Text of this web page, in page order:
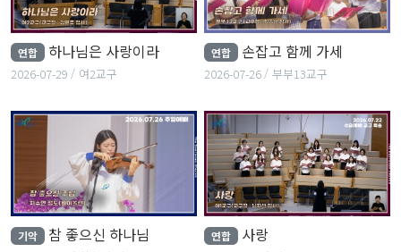
연합 하나님은 사랑이라
2026-07-29 여2교구
연합 손잡고 함께 가세
2026-07-26 부부13교구
기악 참 좋으신 하나님 연합 사랑